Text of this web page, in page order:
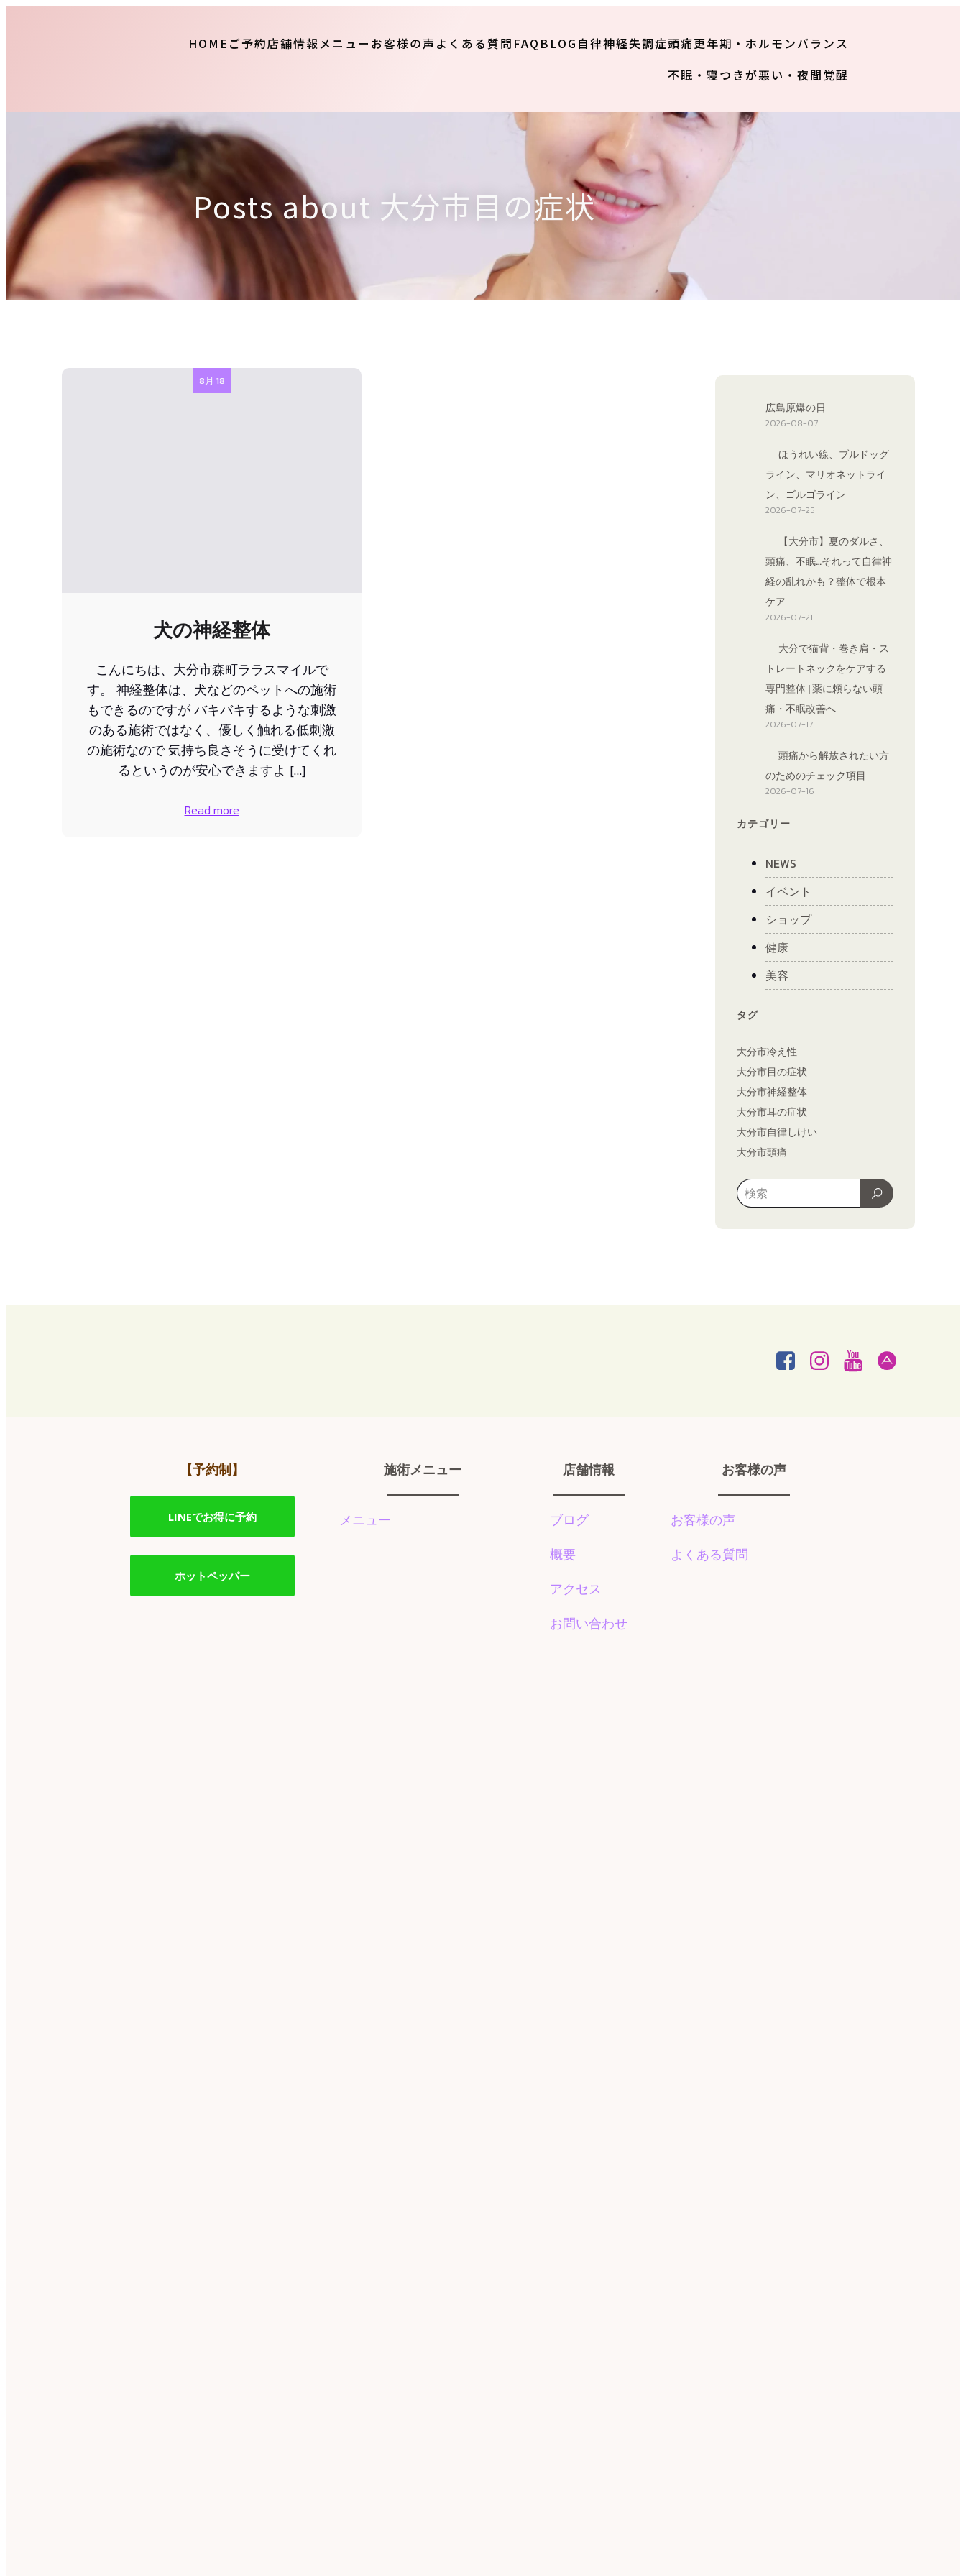
HOME ご予約店舗情報メニュー お客様の声 よくある質問FAQ BLOG 自律神経失調症頭痛更年期・ホルモンバランス
不眠・寝つきが悪い・夜間覚醒
Posts about 大分市目の症状
8月 18
犬の神経整体
こんにちは、大分市森町ララスマイルで
す。 神経整体は、犬などのペットへの施術
もできるのですが バキバキするような刺激
のある施術ではなく、優しく触れる低刺激
の施術なので 気持ち良さそうに受けてくれ
るというのが安心できますよ […]
Read more
広島原爆の日
2026-08-07
ほうれい線、ブルドッグ
ライン、マリオネットライ
ン、ゴルゴライン
2026-07-25
【大分市】夏のダルさ、
頭痛、不眠…それって自律神
経の乱れかも？整体で根本
ケア
2026-07-21
大分で猫背・巻き肩・ス
トレートネックをケアする
専門整体 | 薬に頼らない頭
痛・不眠改善へ
2026-07-17
頭痛から解放されたい方
のためのチェック項目
2026-07-16
カテゴリー
NEWS
イベント
ショップ
健康
美容
タグ
大分市冷え性
大分市目の症状
大分市神経整体
大分市耳の症状
大分市自律しけい
大分市頭痛
【予約制】
LINEでお得に予約
ホットペッパー
施術メニュー
メニュー
店舗情報
ブログ
概要
アクセス
お問い合わせ
お客様の声
お客様の声
よくある質問